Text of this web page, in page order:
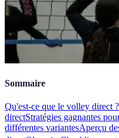
Sommaire
Qu'est-ce que le volley direct ?
directStratégies gagnantes
différentes variantesAperçu